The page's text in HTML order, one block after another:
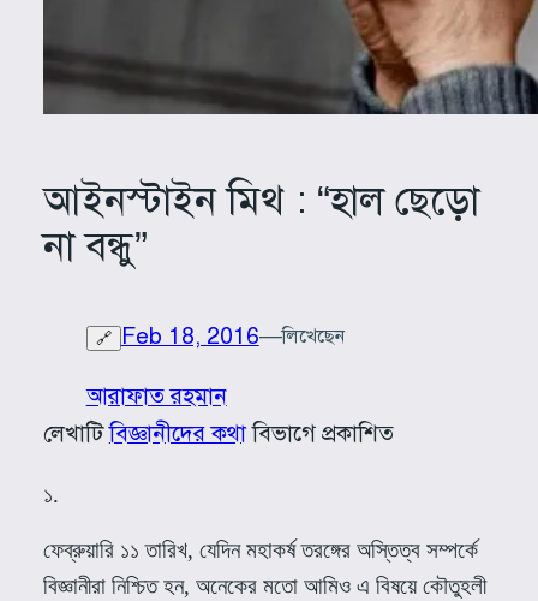
আইনস্টাইন মিথ : “হাল ছেড়ো
না বন্ধু”
🔗 Feb 18, 2016—লিখেছেন
আরাফাত রহমান
লেখাটিবিজ্ঞানীদের কথাবিভাগে প্রকাশিত
১.
ফেব্রুয়ারি ১১ তারিখ, যেদিন মহাকর্ষ তরঙ্গের অস্তিত্ব সম্পর্কে
বিজ্ঞানীরা নিশ্চিত হন, অনেকের মতো আমিও এ বিষয়ে কৌতুহলী